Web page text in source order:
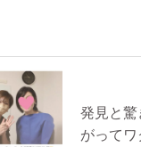
発見と驚
がってワ